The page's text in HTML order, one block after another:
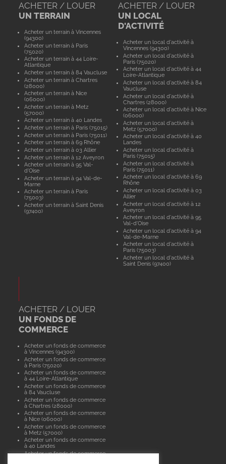
ACHETER / LOUER
UN TERRAIN
Acheter un terrain à Vincennes
(94300)
Acheter un terrain à Paris
(75020)
Acheter un terrain à 44 Loire-
Atlantique
Acheter un terrain à 84 Vaucluse
Acheter un terrain à Chartres
(28000)
Acheter un terrain à Nice
(06000)
Acheter un terrain à Metz
(57000)
Acheter un terrain à 40 Landes
Acheter un terrain à Paris (75015)
Acheter un terrain à Paris (75011)
Acheter un terrain à 69 Rhône
Acheter un terrain à 03 Allier
Acheter un terrain à 12 Aveyron
Acheter un terrain à 95 Val-
d'Oise
Acheter un terrain à 94 Val-de-
Marne
Acheter un terrain à Paris
(75003)
Acheter un terrain à Saint Denis
(97400)
ACHETER / LOUER
UN LOCAL
D'ACTIVITÉ
Acheter un local d'activité à
Vincennes (94300)
Acheter un local d'activité à
Paris (75020)
Acheter un local d'activité à 44
Loire-Atlantique
Acheter un local d'activité à 84
Vaucluse
Acheter un local d'activité à
Chartres (28000)
Acheter un local d'activité à Nice
(06000)
Acheter un local d'activité à
Metz (57000)
Acheter un local d'activité à 40
Landes
Acheter un local d'activité à
Paris (75015)
Acheter un local d'activité à
Paris (75011)
Acheter un local d'activité à 69
Rhône
Acheter un local d'activité à 03
Allier
Acheter un local d'activité à 12
Aveyron
Acheter un local d'activité à 95
Val-d'Oise
Acheter un local d'activité à 94
Val-de-Marne
Acheter un local d'activité à
Paris (75003)
Acheter un local d'activité à
Saint Denis (97400)
ACHETER / LOUER
UN FONDS DE
COMMERCE
Acheter un fonds de commerce
à Vincennes (94300)
Acheter un fonds de commerce
à Paris (75020)
Acheter un fonds de commerce
à 44 Loire-Atlantique
Acheter un fonds de commerce
à 84 Vaucluse
Acheter un fonds de commerce
à Chartres (28000)
Acheter un fonds de commerce
à Nice (06000)
Acheter un fonds de commerce
à Metz (57000)
Acheter un fonds de commerce
à 40 Landes
Acheter un fonds de commerce